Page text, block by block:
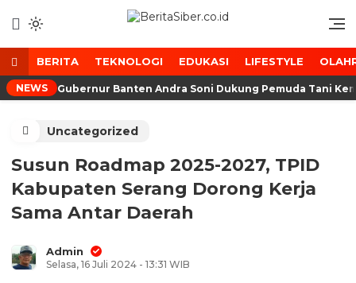
konten
BERITA TEKNOLOGI EDUKASI LIFESTYLE
NEWS Gubernur Banten Andra Soni Dukung Pemuda Tani
Uncategorized
Susun Roadmap 2025-2027, TPID
Kabupaten Serang Dorong Kerja
Sama Antar Daerah
Admin
Selasa, 16 Juli 2024 - 13:31 WIB